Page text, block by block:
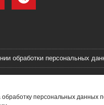
персональных данных
обработки персональных
персональных данных
(оферта)